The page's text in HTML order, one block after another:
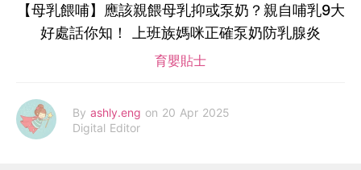
【母乳餵哺】應該親餵母乳抑或泵奶？親自哺乳9大
好處話你知！ 上班族媽咪正確泵奶防乳腺炎
育嬰貼士
By ashly.eng on 20 Apr 2025
Digital Editor